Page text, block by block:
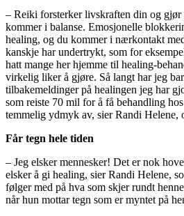
– Reiki forsterker livskraften din og gjør
kommer i balanse. Emosjonelle
healing, og du kommer i nærkontakt
kanskje har undertrykt, som for
hatt mange her hjemme til healing-
virkelig liker å gjøre. Så langt har jeg
tilbakemeldinger på healingen jeg har
som reiste 70 mil for å få behandling
temmelig ydmyk av, sier Randi Helene,
Får tegn hele tiden
– Jeg elsker mennesker! Det er nok
elsker å gi healing, sier Randi Helene,
følger med på hva som skjer rundt
når hun mottar tegn som er myntet på